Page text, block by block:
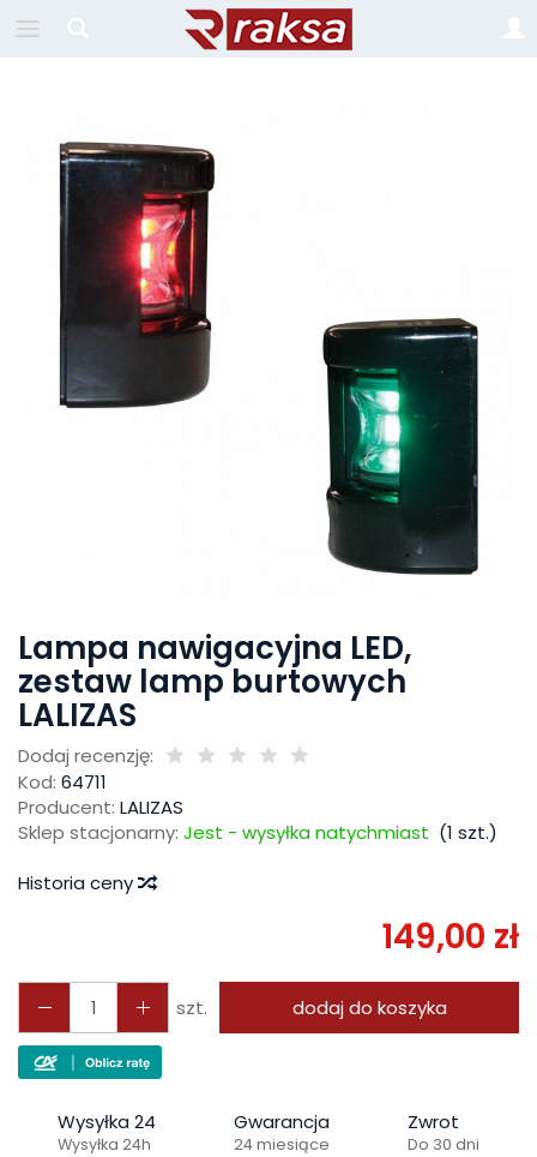
Lampa nawigacyjna LED,
zestaw lamp burtowych
LALIZAS
Dodaj recenzję:
Kod: 64711
Producent: LALIZAS
Sklep stacjonarny: Jest - wysyłka natychmiast (1 szt.)
Historia ceny
149,00 zł
szt. dodaj do koszyka
Wysyłka 24
Wysyłka 24h
Gwarancja
24 miesiące
Zwrot
Do 30 dni